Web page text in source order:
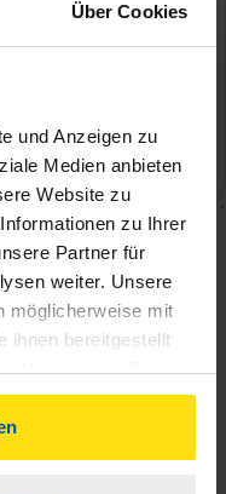
Über Cookies
und Anzeigen zu
Medien anbieten
Website zu
zu Ihrer
Partner für
weiter. Unsere
möglicherweise mit
ihnen bereitgestellt
Nutzung der Dienste
klicken,
gemäß
erkläre ich
Daten zur
zur internen
werden.
habe ich zur